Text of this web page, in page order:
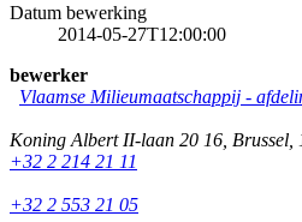
Datum bewerking
2014-05-27T12:00:00
bewerker
Vlaamse Milieumaatschappij -
Koning Albert II-laan 20 16 Brussel
+32 2 214 21 11
+32 2 553 21 05